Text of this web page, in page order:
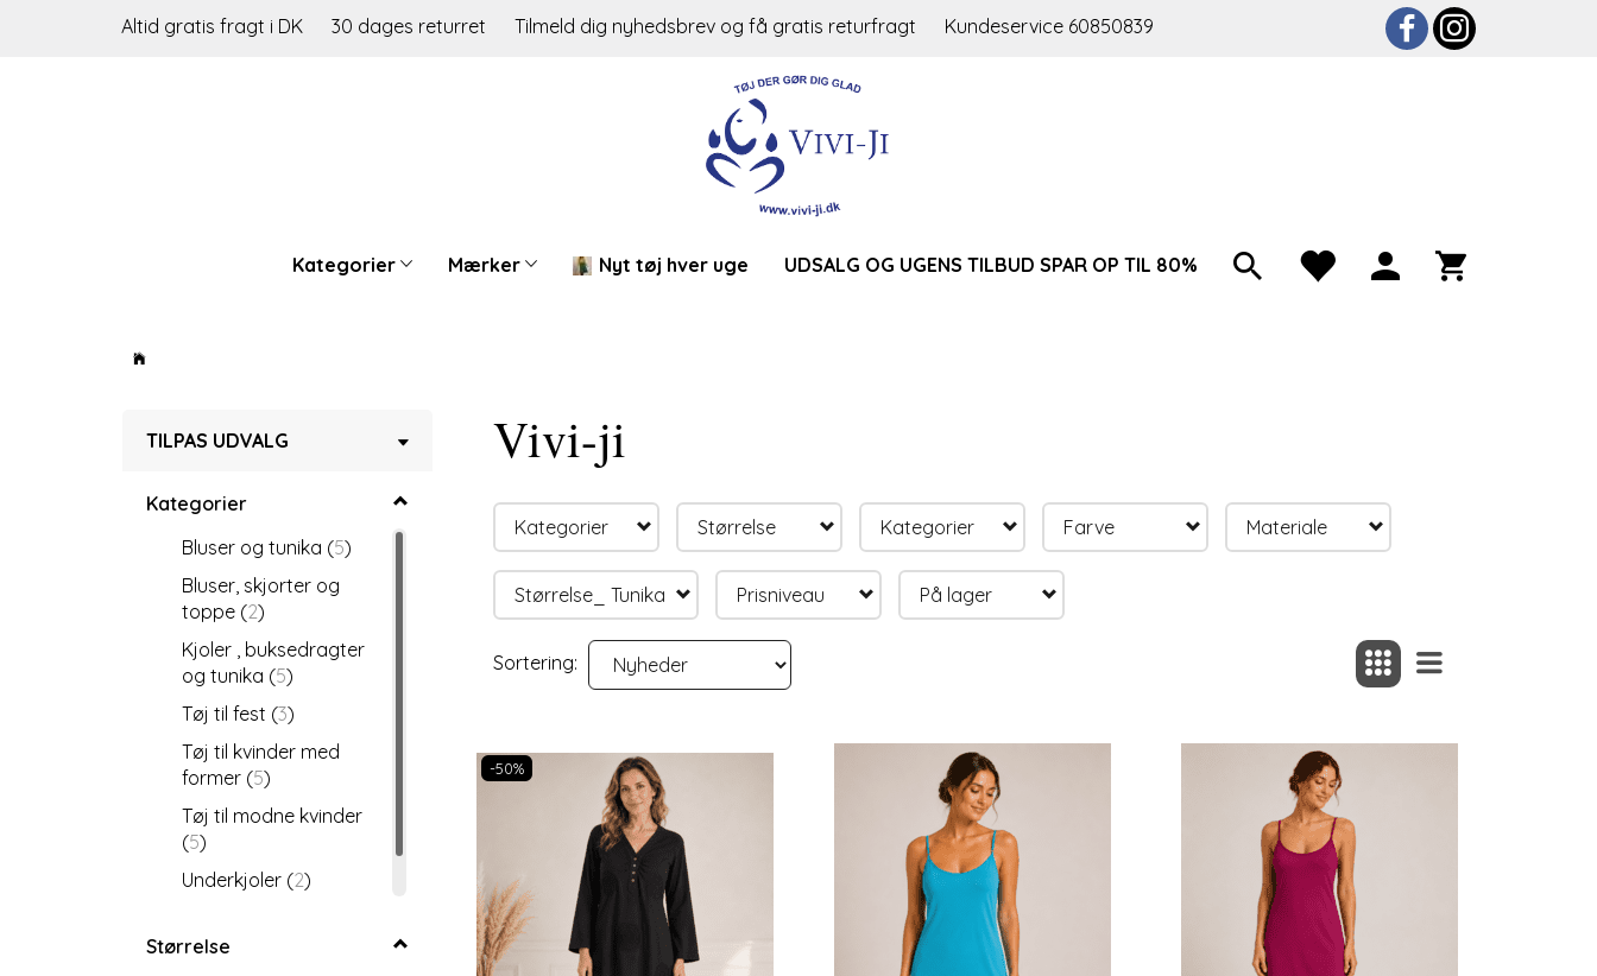
Altid gratis fragt i DK 30 dages returret Tilmeld dig nyhedsbrev og få gratis returfragt Kundeservice 60850839
Kategorier Mærker Nyt tøj hver uge UDSALG OG UGENS TILBUD SPAR OP TIL 80%
TILPAS UDVALG
Kategorier
Bluser og tunika (5)
Bluser, skjorter og
toppe (2)
Kjoler , buksedragter
og tunika (5)
Tøj til fest (3)
Tøj til kvinder med
former (5)
Tøj til modne kvinder
(5)
Underkjoler (2)
Størrelse
Vivi-ji
Kategorier Størrelse Kategorier Farve Materiale
Størrelse_ Tunika Prisniveau På lager
Sortering:
-50%